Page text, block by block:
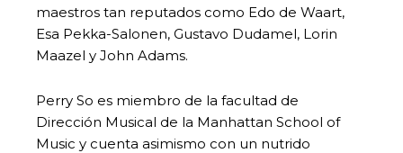
maestros tan reputados como Edo de Waart,
Esa Pekka-Salonen, Gustavo Dudamel, Lorin
Maazel y John Adams.
Perry So es miembro de la facultad de
Dirección Musical de la Manhattan School of
Music y cuenta asimismo con un nutrido